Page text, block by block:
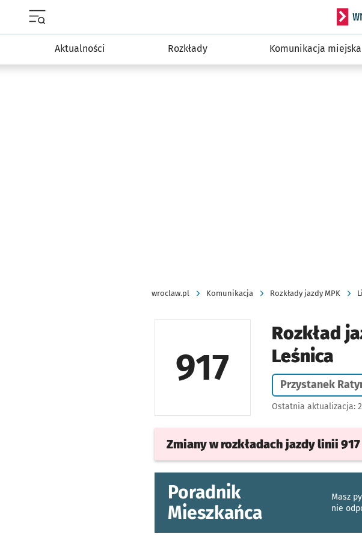
Aktualności Rozkłady Komunikacja miejska
wroclaw.pl Komunikacja Rozkłady jazdy MPK
917
Rozkład
Leśnica
Przystanek
Ostatnia aktualizacja:
Zmiany w rozkładach jazdylinii 917
Poradnik
Mieszkańca
Masz
nie